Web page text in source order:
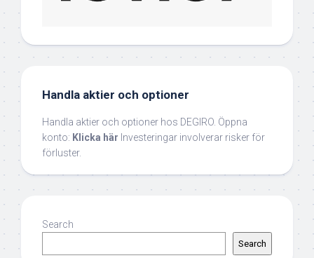
Handla aktier och optioner
Handla aktier och optioner hos DEGIRO. Öppna
konto: Klicka här Investeringar involverar risker för
förluster.
Search
Search